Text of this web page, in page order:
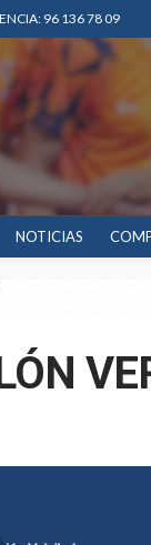
96 136 78 09
NOTICIAS